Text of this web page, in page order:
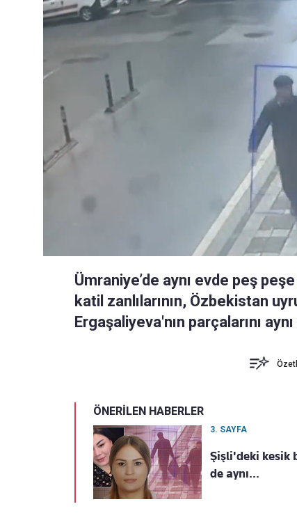
Ümraniye’de aynı evde peş
katil zanlılarının, Özbekistan
Ergaşaliyeva'nın parçalarını
ÖNERİLEN HABERLER
3. SAYFA
Şişli'deki kesik
de aynı...